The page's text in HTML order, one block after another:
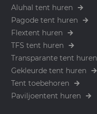
Aluhal tent huren
Pagode tent huren
Flextent huren
TFS tent huren
Transparante tent huren
Gekleurde tent huren
Tent toebehoren
Paviljoentent huren